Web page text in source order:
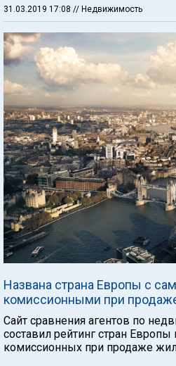
31.03.2019 17:08 // Недвижимость
Названа страна Европы с
комиссионными при
Сайт сравнения агентов по
составил рейтинг стран Европы
комиссионных при продаже